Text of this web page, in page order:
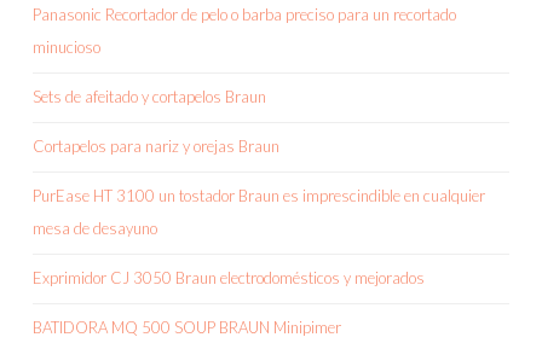
Panasonic Recortador de pelo o barba preciso para un recortado
minucioso
Sets de afeitado y cortapelos Braun
Cortapelos para nariz y orejas Braun
PurEase HT 3100 un tostador Braun es imprescindible en cualquier
mesa de desayuno
Exprimidor CJ 3050 Braun electrodomésticos y mejorados
BATIDORA MQ 500 SOUP BRAUN Minipimer